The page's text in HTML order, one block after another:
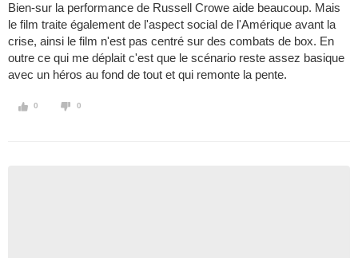
Bien-sur la performance de Russell Crowe aide beaucoup. Mais
le film traite également de l'aspect social de l'Amérique avant la
crise, ainsi le film n'est pas centré sur des combats de box. En
outre ce qui me déplait c'est que le scénario reste assez basique
avec un héros au fond de tout et qui remonte la pente.
0 0